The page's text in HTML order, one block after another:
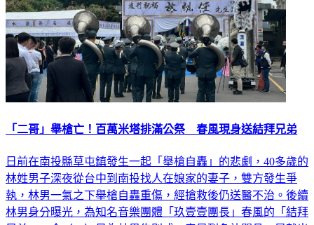
「二哥」舉槍亡！百萬米塔排滿公祭 春風現身送結拜兄弟
日前在南投縣草屯鎮發生一起「舉槍自轟」的悲劇，40多歲的
林姓男子深夜從台中到南投找人在娘家的妻子，雙方發生爭
執，林男一氣之下舉槍自轟重傷，經搶救後仍送醫不治。後續
林男身分曝光，為知名音樂團體「玖壹壹團長」春風的「結拜